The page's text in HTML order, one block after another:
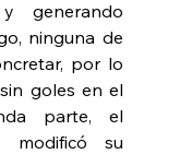
generando
ninguna de
por lo
goles en el
parte, el
modificó su